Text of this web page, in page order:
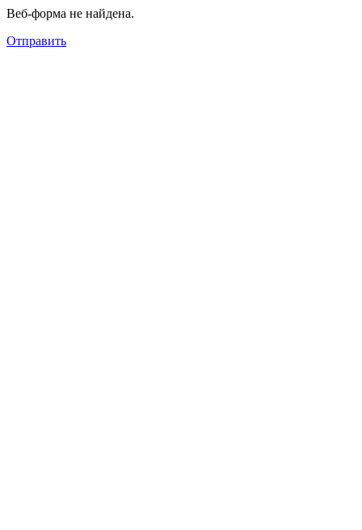
Веб-форма не найдена.
Отправить